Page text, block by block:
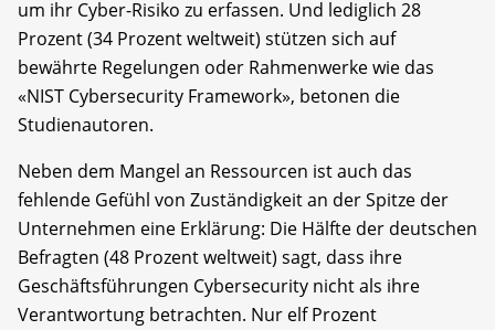
um ihr Cyber-Risiko zu erfassen. Und lediglich 28
Prozent (34 Prozent weltweit) stützen sich auf
bewährte Regelungen oder Rahmenwerke wie das
«NIST Cybersecurity Framework», betonen die
Studienautoren.
Neben dem Mangel an Ressourcen ist auch das
fehlende Gefühl von Zuständigkeit an der Spitze der
Unternehmen eine Erklärung: Die Hälfte der deutschen
Befragten (48 Prozent weltweit) sagt, dass ihre
Geschäftsführungen Cybersecurity nicht als ihre
Verantwortung betrachten. Nur elf Prozent